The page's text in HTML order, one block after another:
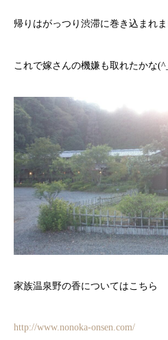
帰りはがっつり渋滞に巻き込まれ
これで嫁さんの機嫌も取れたかな
家族温泉野の香についてはこちら
http://www.nonoka-onsen.com/